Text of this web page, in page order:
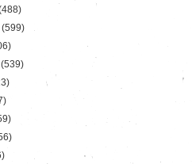
(599)
(539)